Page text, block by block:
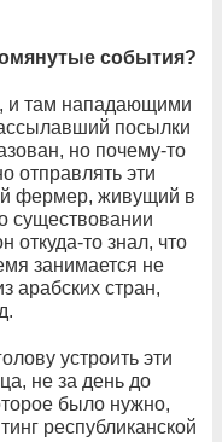
события?
и там нападающими
посылки
но почему-то
отправлять эти
фермер, живущий в
существовании
откуда-то знал, что
занимается не
арабских стран,
устроить эти
не за день до
было нужно,
республиканской